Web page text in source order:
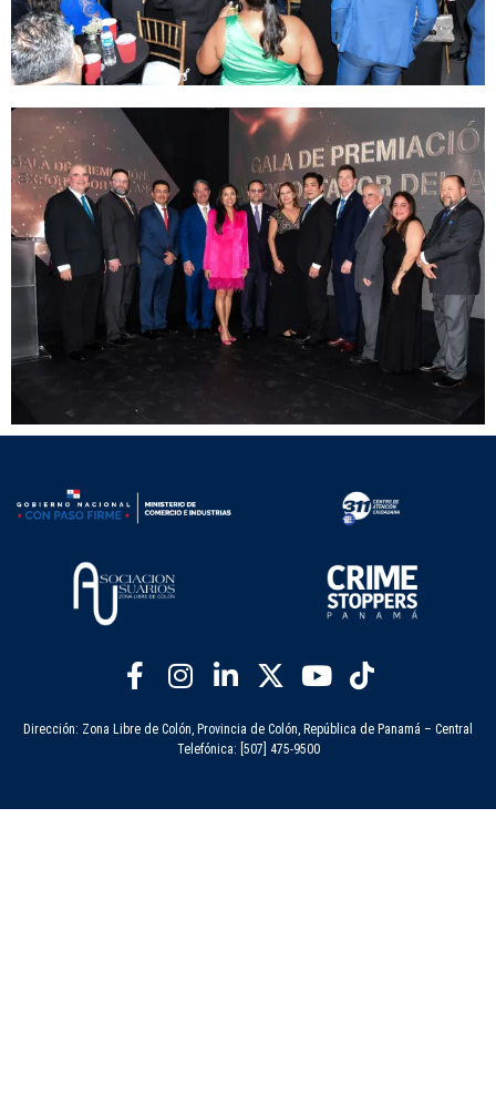
Dirección: Zona Libre de Colón, Provincia de Colón, República de Panamá – Central
Telefónica: [507] 475-9500